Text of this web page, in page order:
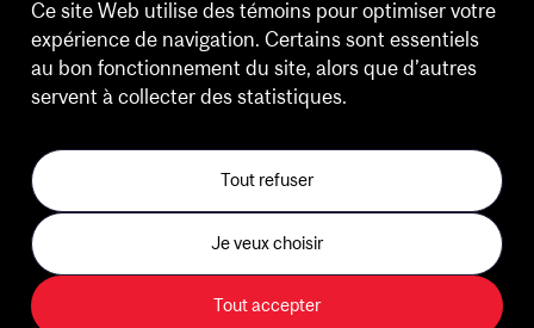
Ce site Web utilise des témoins pour optimiser votre
expérience de navigation. Certains sont essentiels
au bon fonctionnement du site, alors que d’autres
servent à collecter des statistiques.
Tout refuser
Je veux choisir
Tout accepter
6 h 30 à 20 h 30
Fins de semaine
Jours feriés et le Bureau de
l'expérience client
Centre d'entraînement B2